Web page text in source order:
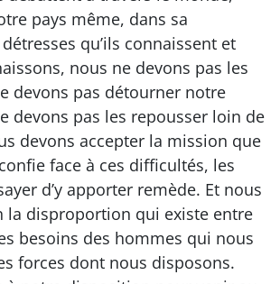
pays même, dans sa
qu’ils connaissent et
nous ne devons pas les
devons pas détourner notre
devons pas les repousser loin de
devons accepter la mission que
face à ces difficultés, les
d’y apporter remède. Et nous
la disproportion qui existe entre
besoins des hommes qui nous
forces dont nous disposons.